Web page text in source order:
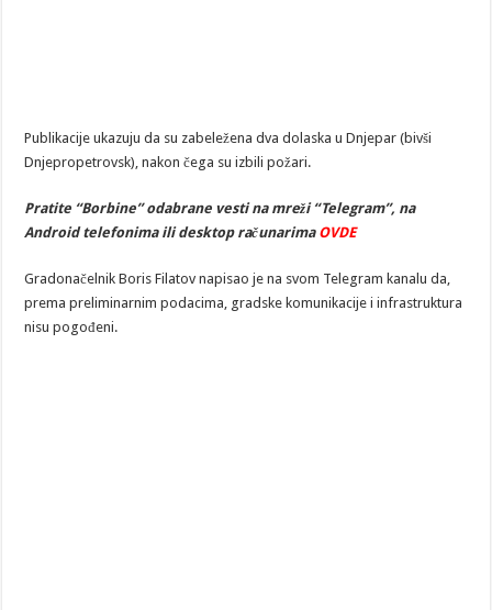
Publikacije ukazuju da su zabeležena dva dolaska u Dnjepar (bivši
Dnjepropetrovsk), nakon čega su izbili požari.
Pratite “Borbine” odabrane vesti na mreži “Telegram”, na
Android telefonima ili desktop računarima OVDE
Gradonačelnik Boris Filatov napisao je na svom Telegram kanalu da,
prema preliminarnim podacima, gradske komunikacije i infrastruktura
nisu pogođeni.